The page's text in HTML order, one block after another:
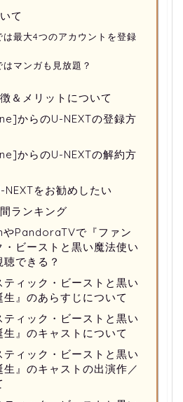
て
は最大4つのアカウントを登録
はマンガも見放題？
＆メリットについて
からのU-NEXTの登録方
からのU-NEXTの解約方
NEXTをお勧めしたい
ランキング
PandoraTVで『ファン
・ビーストと黒い魔法使い
できる？
ティック・ビーストと黒い
生』のあらすじについて
ティック・ビーストと黒い
生』のキャストについて
ティック・ビーストと黒い
生』のキャストの出演作／